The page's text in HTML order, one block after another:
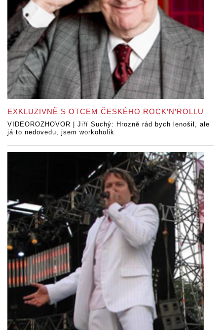
EXKLUZIVNĚ S OTCEM ČESKÉHO ROCK’N’ROLLU
VIDEOROZHOVOR | Jiří Suchý: Hrozně rád bych lenošil, ale
já to nedovedu, jsem workoholik